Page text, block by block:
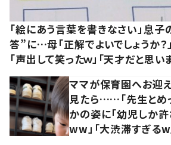
「絵にあう言葉を書きなさい」息
答”に…母「正解でよいでしょうか
「声出して笑ったｗ」「天才だと思い
ママが保育園へお迎
見たら……「先生とめ
かの姿に「幼児しか
ww」「大渋滞すぎるw